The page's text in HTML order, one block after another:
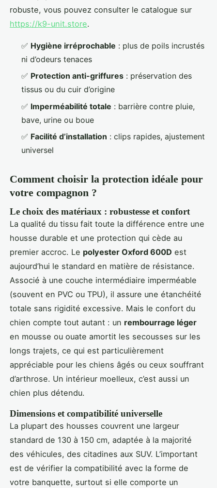
robuste, vous pouvez consulter le catalogue sur
https://k9-unit.store.
✅ Hygiène irréprochable : plus de poils incrustés
ni d’odeurs tenaces
✅ Protection anti-griffures : préservation des
tissus ou du cuir d’origine
✅ Imperméabilité totale : barrière contre pluie,
bave, urine ou boue
✅ Facilité d’installation : clips rapides, ajustement
universel
Comment choisir la protection idéale pour
votre compagnon ?
Le choix des matériaux : robustesse et confort
La qualité du tissu fait toute la différence entre une
housse durable et une protection qui cède au
premier accroc. Le polyester Oxford 600D est
aujourd’hui le standard en matière de résistance.
Associé à une couche intermédiaire imperméable
(souvent en PVC ou TPU), il assure une étanchéité
totale sans rigidité excessive. Mais le confort du
chien compte tout autant : un rembourrage léger
en mousse ou ouate amortit les secousses sur les
longs trajets, ce qui est particulièrement
appréciable pour les chiens âgés ou ceux souffrant
d’arthrose. Un intérieur moelleux, c’est aussi un
chien plus détendu.
Dimensions et compatibilité universelle
La plupart des housses couvrent une largeur
standard de 130 à 150 cm, adaptée à la majorité
des véhicules, des citadines aux SUV. L’important
est de vérifier la compatibilité avec la forme de
votre banquette, surtout si elle comporte un